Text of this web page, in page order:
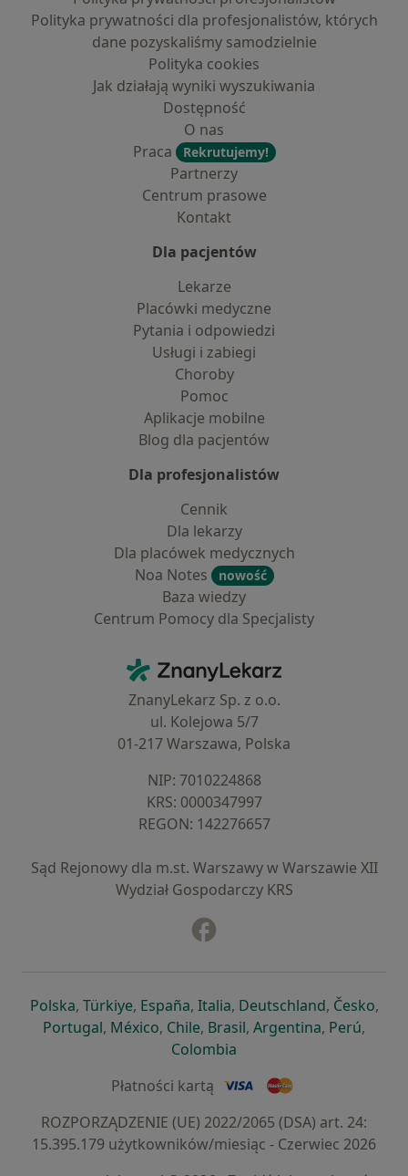
Polityka prywatności dla profesjonalistów, których
dane pozyskaliśmy samodzielnie
Polityka cookies
Jak działają wyniki wyszukiwania
Dostępność
O nas
Praca
Rekrutujemy!
Partnerzy
Centrum prasowe
Kontakt
Dla pacjentów
Lekarze
Placówki medyczne
Pytania i odpowiedzi
Usługi i zabiegi
Choroby
Pomoc
Aplikacje mobilne
Blog dla pacjentów
Dla profesjonalistów
Cennik
Dla lekarzy
Dla placówek medycznych
Noa Notes
nowość
Baza wiedzy
Centrum Pomocy dla Specjalisty
ZnanyLekarz - Strona główna
ZnanyLekarz Sp. z o.o.
ul. Kolejowa 5/7
01-217 Warszawa, Polska
NIP: ⁠7010224868
KRS: ⁠0000347997
REGON: ⁠142276657
Sąd Rejonowy dla m.st. Warszawy w Warszawie XII
Wydział Gospodarczy KRS
Polskaotwiera się w nowej karcie
, Türkiyeotwiera się w nowej karcie
, Españaotwiera się w nowej karcie
, Italiaotwiera się w nowej
, Deutschlandotwiera się
, Česko,
Portugalotwiera się w nowej karcie
, Méxicootwiera się w nowej karcie
, Chileotwiera się w nowej karcie
, Brasilotwiera się w nowej
, Argentinaotwiera się
, Perú,
Colombia
Płatności kartą
ROZPORZĄDZENIE (UE) 2022/2065 (DSA) art. 24:
15.395.179 użytkowników/miesiąc - Czerwiec 2026